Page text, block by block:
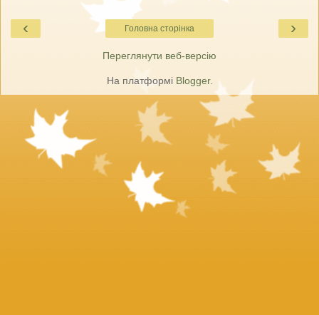
‹ ›
Головна сторінка
Переглянути веб-версію
На платформі Blogger.